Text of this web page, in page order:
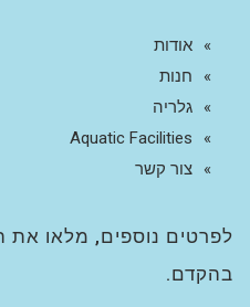
אודות
חנות
גלריה
Aquatic Facilities
צור קשר
לפרטים נוספים, מלאו את
בהקדם.